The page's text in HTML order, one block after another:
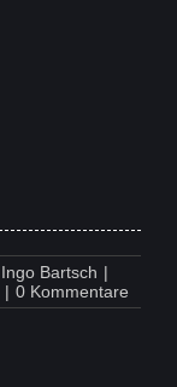
Ingo Bartsch |
| 0 Kommentareon